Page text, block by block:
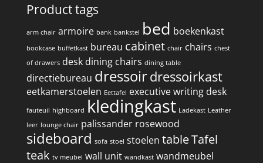
Product tags
arm chair armoire bank bankstel bed boekenkast
bookcase buffetkast bureau cabinet chair chairs chest
of drawers desk dining chairs dining table
directiebureau dressoirdressoirkast
eetkamerstoelen Eettafel executive writing desk
fauteuil highboard kledingkast Ladekast Leather
leer lounge chair palissander rosewood
sideboard sofa stoel stoelen tableTafel
teak tv meubel wall unit wandkast wandmeubel